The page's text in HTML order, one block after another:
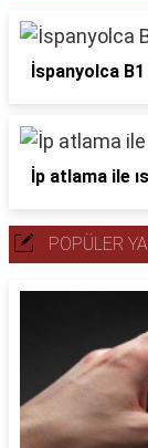
İspanyolca
İp atlama ile
POPÜLER